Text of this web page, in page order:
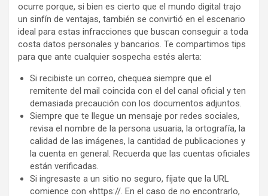
ocurre porque, si bien es cierto que el mundo digital trajo
un sinfín de ventajas, también se convirtió en el escenario
ideal para estas infracciones que buscan conseguir a toda
costa datos personales y bancarios. Te compartimos tips
para que ante cualquier sospecha estés alerta:
Si recibiste un correo, chequea siempre que el
remitente del mail coincida con el del canal oficial y ten
demasiada precaución con los documentos adjuntos.
Siempre que te llegue un mensaje por redes sociales,
revisa el nombre de la persona usuaria, la ortografía, la
calidad de las imágenes, la cantidad de publicaciones y
la cuenta en general. Recuerda que las cuentas oficiales
están verificadas.
Si ingresaste a un sitio no seguro, fíjate que la URL
comience con «https://. En el caso de no encontrarlo,